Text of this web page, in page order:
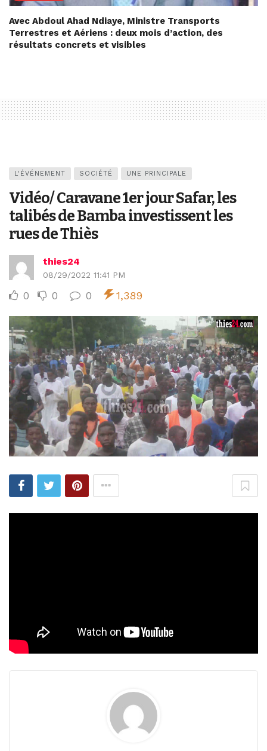
Avec Abdoul Ahad Ndiaye, Ministre Transports
Terrestres et Aériens : deux mois d’action, des
résultats concrets et visibles
L'ÉVÉNEMENT SOCIÉTÉ UNE PRINCIPALE
Vidéo/ Caravane 1er jour Safar, les
talibés de Bamba investissent les
rues de Thiès
thies24
08/29/2022 11:41 PM
0 0 0 1,389